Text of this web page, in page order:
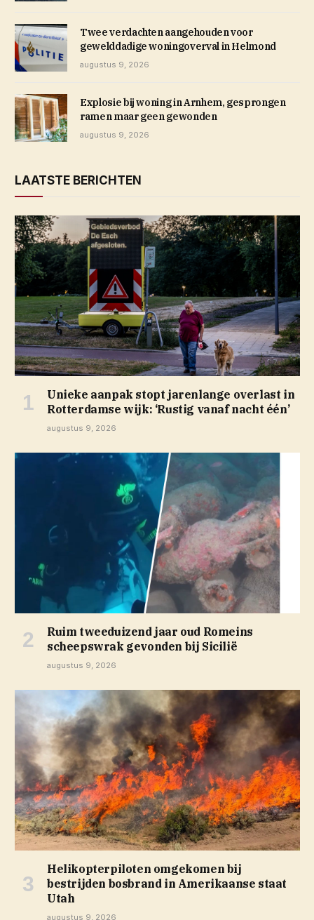
Twee verdachten aangehouden voor
gewelddadige woningoverval in Helmond
augustus 9, 2026
Explosie bij woning in Arnhem, gesprongen
ramen maar geen gewonden
augustus 9, 2026
LAATSTE BERICHTEN
Unieke aanpak stopt jarenlange overlast in
Rotterdamse wijk: ‘Rustig vanaf nacht één’
augustus 9, 2026
Ruim tweeduizend jaar oud Romeins
scheepswrak gevonden bij Sicilië
augustus 9, 2026
Helikopterpiloten omgekomen bij
bestrijden bosbrand in Amerikaanse staat
Utah
augustus 9, 2026